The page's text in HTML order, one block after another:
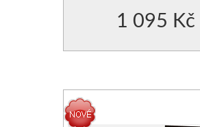
1 095 Kč